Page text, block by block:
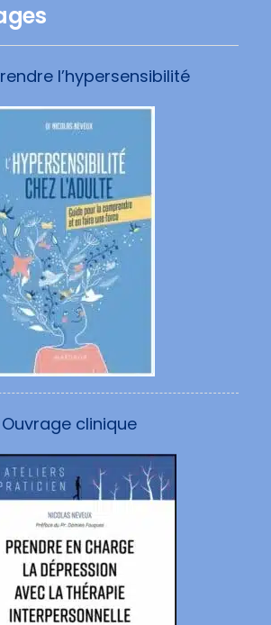
l’hypersensibilité
Ouvrage clinique